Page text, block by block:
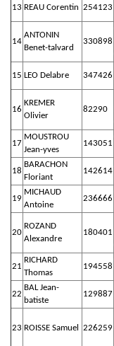
13 REAU Corentin 254123
14
ANTONIN
Benet-talvard
330898
15 LEO Delabre 347426
16
KREMER
Olivier
82290
17
MOUSTROU
Jean-yves
143051
18
BARACHON
Floriant
142614
19
MICHAUD
Antoine
236666
20
ROZAND
Alexandre
180401
21
RICHARD
Thomas
194558
22
BAL Jean-
batiste
129887
23 ROISSE Samuel 226259